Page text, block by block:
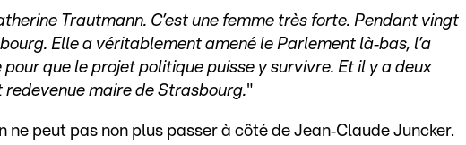
Trautmann. C’est une femme très forte. Pendant vingt
Elle a véritablement amené le Parlement là‑bas, l’a
que le projet politique puisse y survivre. Et il y a deux
redevenue maire de Strasbourg."
ne peut pas non plus passer à côté de Jean‑Claude Juncker.